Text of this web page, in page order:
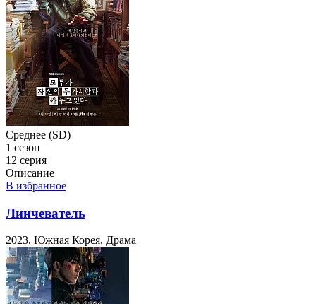
Среднее (SD)
1 сезон
12 серия
Описание
В избранное
Линчеватель
2023, Южная Корея, Драма